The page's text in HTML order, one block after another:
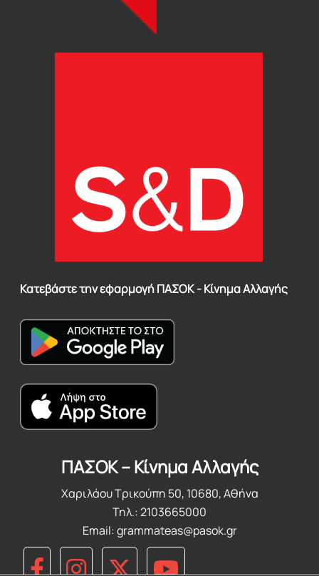
Κατεβάστε την εφαρμογή ΠΑΣΟΚ - Κίνημα Αλλαγής
ΠΑΣΟΚ – Κίνημα Αλλαγής
Χαριλάου Τρικούπη 50, 10680, Αθήνα
Τηλ.: 2103665000
Email:grammateas@pasok.gr